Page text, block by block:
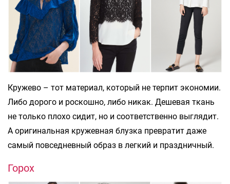
Кружево – тот материал, который не терпит экономии.
Либо дорого и роскошно, либо никак. Дешевая ткань
не только плохо сидит, но и соответственно выглядит.
А оригинальная кружевная блузка превратит даже
самый повседневный образ в легкий и праздничный.
Горох